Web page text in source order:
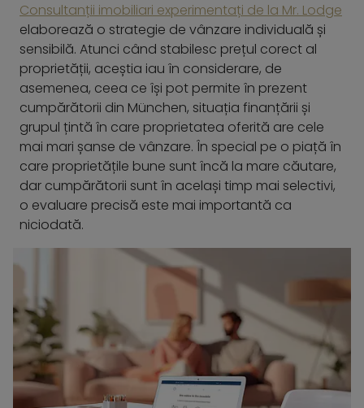
Consultanții imobiliari experimentați de la Mr. Lodge
elaborează o strategie de vânzare individuală și
sensibilă. Atunci când stabilesc prețul corect al
proprietății, aceștia iau în considerare, de
asemenea, ceea ce își pot permite în prezent
cumpărătorii din München, situația finanțării și
grupul țintă în care proprietatea oferită are cele
mai mari șanse de vânzare. În special pe o piață în
care proprietățile bune sunt încă la mare căutare,
dar cumpărătorii sunt în același timp mai selectivi,
o evaluare precisă este mai importantă ca
niciodată.